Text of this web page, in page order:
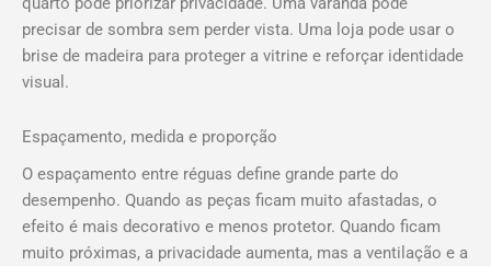
precisar de sombra sem perder vista. Uma loja pode usar o
brise de madeira para proteger a vitrine e reforçar identidade
visual.
Espaçamento, medida e proporção
O espaçamento entre réguas define grande parte do
desempenho. Quando as peças ficam muito afastadas, o
efeito é mais decorativo e menos protetor. Quando ficam
muito próximas, a privacidade aumenta, mas a ventilação e a